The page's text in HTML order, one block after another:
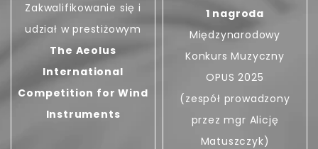
Zakwalifikowanie się i
udział w prestiżowym
The Aeolus
International
Competition for Wind
Instruments
1 nagroda
Międzynarodowy
Konkurs Muzyczny
OPUS 2025
(zespół prowadzony
przez mgr Alicję
Matuszczyk)